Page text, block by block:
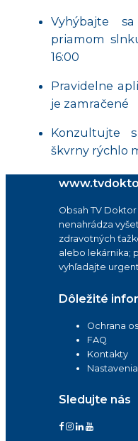
Vyhýbajte
priamom
16:00
Pravidelne
je zamračené
Konzultujte
škvrny rýchlo
Obsah TV
nenahrádza
zdravotných
alebo lekárnika;
vyhľadajte
Dôležité
Ochrana
FAQ
Kontakty
Sledujte nás